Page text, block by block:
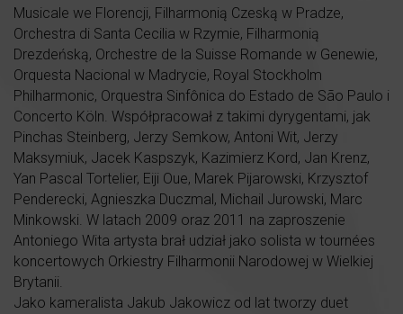
Musicale we Florencji, Filharmonią Czeską w Pradze,
Orchestra di Santa Cecilia w Rzymie, Filharmonią
Drezdeńską, Orchestre de la Suisse Romande w Genewie,
Orquesta Nacional w Madrycie, Royal Stockholm
Philharmonic, Orquestra Sinfônica do Estado de São Paulo i
Concerto Köln. Współpracował z takimi dyrygentami, jak
Pinchas Steinberg, Jerzy Semkow, Antoni Wit, Jerzy
Maksymiuk, Jacek Kaspszyk, Kazimierz Kord, Jan Krenz,
Yan Pascal Tortelier, Eiji Oue, Marek Pijarowski, Krzysztof
Penderecki, Agnieszka Duczmal, Michail Jurowski, Marc
Minkowski. W latach 2009 oraz 2011 na zaproszenie
Antoniego Wita artysta brał udział jako solista w tournées
koncertowych Orkiestry Filharmonii Narodowej w Wielkiej
Brytanii.
Jako kameralista Jakub Jakowicz od lat tworzy duet